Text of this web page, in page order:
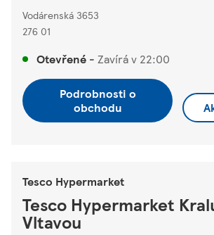
Vodárenská 3653
276 01
Otevřené - Zavírá v 22:00
Podrobnosti o
obchodu
Tesco Hypermarket
Tesco Hypermarket
Vltavou